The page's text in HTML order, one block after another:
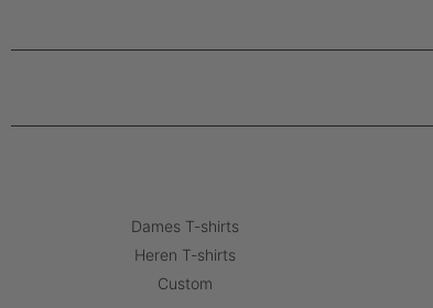
Dames T-shirts
Heren T-shirts
Custom